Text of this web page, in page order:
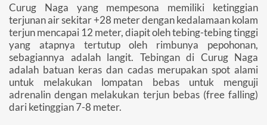
Curug Naga yang mempesona memiliki ketinggian
terjunan air sekitar +28 meter dengan kedalamaan kolam
terjun mencapai 12 meter, diapit oleh tebing-tebing tinggi
yang atapnya tertutup oleh rimbunya pepohonan,
sebagiannya adalah langit. Tebingan di Curug Naga
adalah batuan keras dan cadas merupakan spot alami
untuk melakukan lompatan bebas untuk menguji
adrenalin dengan melakukan terjun bebas (free falling)
dari ketinggian 7-8 meter.